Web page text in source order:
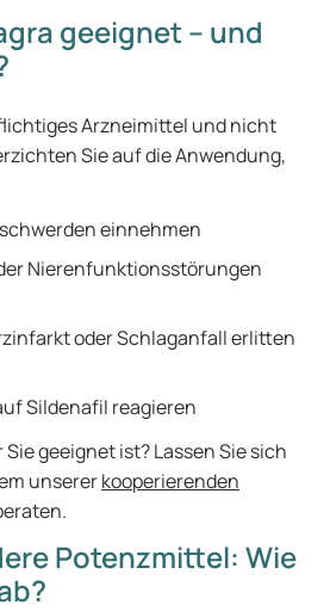
geeignet – und
Arzneimittel und nicht
Sie auf die Anwendung,
einnehmen
Nierenfunktionsstörungen
oder Schlaganfall erlitten
Sildenafil reagieren
geeignet ist? Lassen Sie sich
unsererkooperierenden
Potenzmittel: Wie